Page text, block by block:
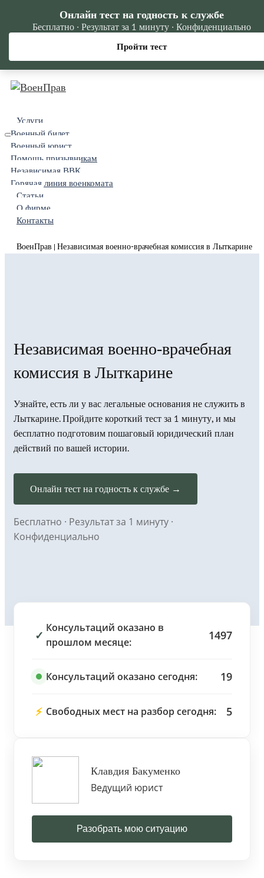
Услуги
Военный билет
Военный юрист
Помощь призывникам
Независимая ВВК
Горячая линия военкомата
Статьи
О фирме
Контакты
ВоенПрав | Независимая военно-врачебная комиссия в Лыткарине
Независимая военно-врачебная
комиссия в Лыткарине
Узнайте, есть ли у вас легальные основания не служить в
Лыткарине. Пройдите короткий тест за 1 минуту, и мы
бесплатно подготовим пошаговый юридический план
действий по вашей истории.
Онлайн тест на годность к службе →
Бесплатно · Результат за 1 минуту ·
Конфиденциально
✓
Консультаций оказано в
прошлом месяце:
1497
Консультаций оказано сегодня: 19
⚡ Свободных мест на разбор сегодня: 5
Клавдия Бакуменко
Ведущий юрист
Разобрать мою ситуацию
Онлайн тест на годность к службе
Бесплатно · Результат за 1 минуту · Конфиденциально
Пройти тест